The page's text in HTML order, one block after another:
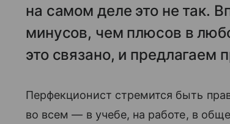
на самом деле это не так.
минусов, чем плюсов в
это связано, и предлагаем
Перфекционист стремится быть
во всем — в учебе, на работе, в